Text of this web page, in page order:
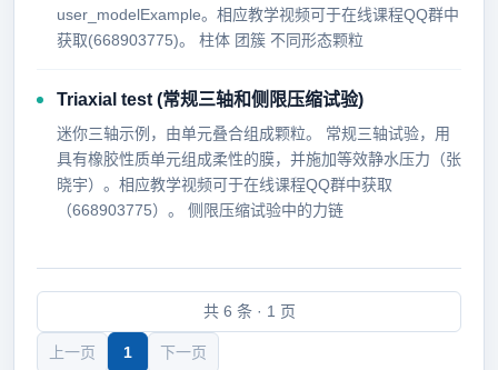
user_modelExample。相应教学视频可于在线课程QQ群中
获取(668903775)。 柱体 团簇 不同形态颗粒
Triaxial test (常规三轴和侧限压缩试验)
迷你三轴示例，由单元叠合组成颗粒。 常规三轴试验，用
具有橡胶性质单元组成柔性的膜，并施加等效静水压力（张
晓宇）。相应教学视频可于在线课程QQ群中获取
（668903775）。 侧限压缩试验中的力链
共 6 条 · 1 页
上一页 1 下一页